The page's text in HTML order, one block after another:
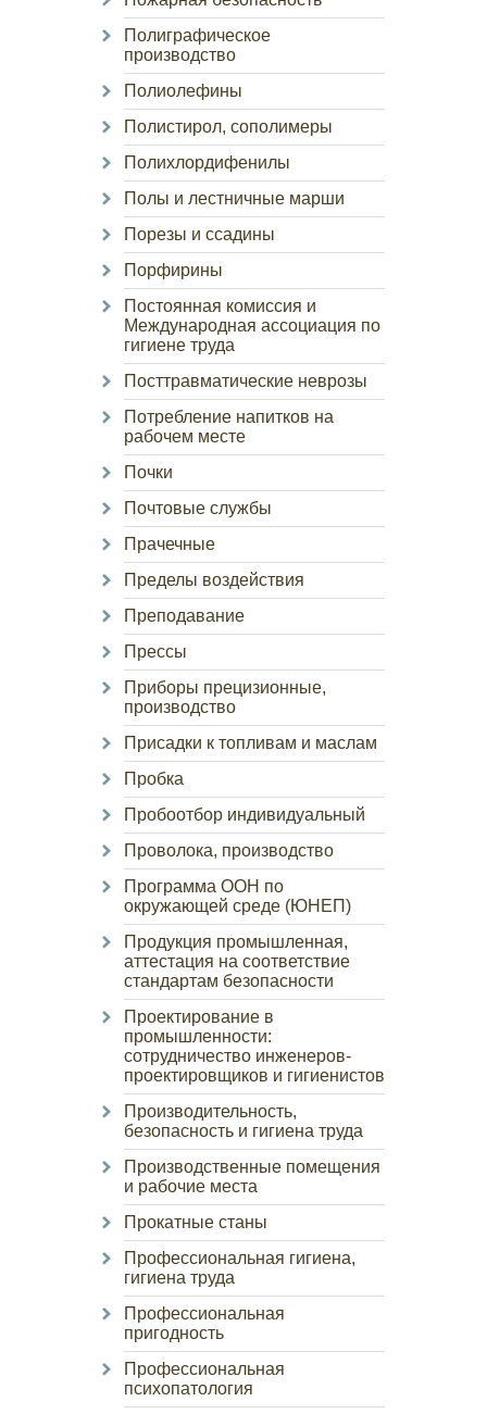
Полиграфическое
производство
Полиолефины
Полистирол, сополимеры
Полихлордифенилы
Полы и лестничные марши
Порезы и ссадины
Порфирины
Постоянная комиссия и
Международная ассоциация по
гигиене труда
Посттравматические неврозы
Потребление напитков на
рабочем месте
Почки
Почтовые службы
Прачечные
Пределы воздействия
Преподавание
Прессы
Приборы прецизионные,
производство
Присадки к топливам и маслам
Пробка
Пробоотбор индивидуальный
Проволока, производство
Программа ООН по
окружающей среде (ЮНЕП)
Продукция промышленная,
аттестация на соответствие
стандартам безопасности
Проектирование в
промышленности:
сотрудничество инженеров-
проектировщиков и гигиенистов
Производительность,
безопасность и гигиена труда
Производственные помещения
и рабочие места
Прокатные станы
Профессиональная гигиена,
гигиена труда
Профессиональная
пригодность
Профессиональная
психопатология